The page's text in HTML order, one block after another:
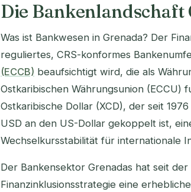
Die Bankenlandschaft
Was ist Bankwesen in Grenada? Der
reguliertes, CRS-konformes
(ECCB) beaufsichtigt wird, die als
Ostkaribischen Währungsunion (ECCU)
Ostkaribische Dollar (XCD), der seit
USD an den US-Dollar gekoppelt ist,
Wechselkursstabilität für internationale
Der Bankensektor Grenadas hat seit
Finanzinklusionsstrategie eine